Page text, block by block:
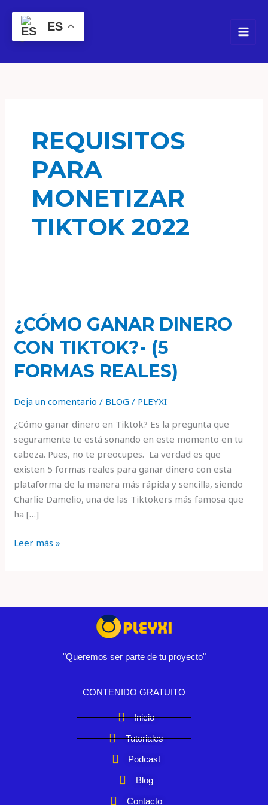
contenido
REQUISITOS
PARA
MONETIZAR
TIKTOK 2022
¿CÓMO GANAR DINERO
CON TIKTOK?- (5
FORMAS REALES)
Deja un comentario / BLOG / PLEYXI
¿Cómo ganar dinero en Tiktok? Es la pregunta que
seguramente te está sonando en este momento en tu
cabeza. Pues, no te preocupes. La verdad es que
existen 5 formas reales para ganar dinero con esta
plataforma de la manera más rápida y sencilla, siendo
Charlie Damelio, una de las Tiktokers más famosa que
ha […]
dinero
con
Tiktok?
-
(5
formas
reales)
Leer más »
"Queremos ser parte de tu proyecto"
CONTENIDO GRATUITO
Inicio
Tutoriales
Podcast
Blog
Contacto
ES